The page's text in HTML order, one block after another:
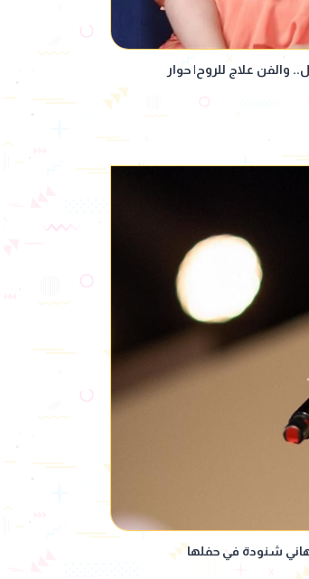
والفن علاج للروح| حوار
شنودة في حفلها